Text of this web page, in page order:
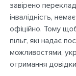
завірено
інвалідність,
офіційно. Тому
пільг, які надає
можливостями,
отримання